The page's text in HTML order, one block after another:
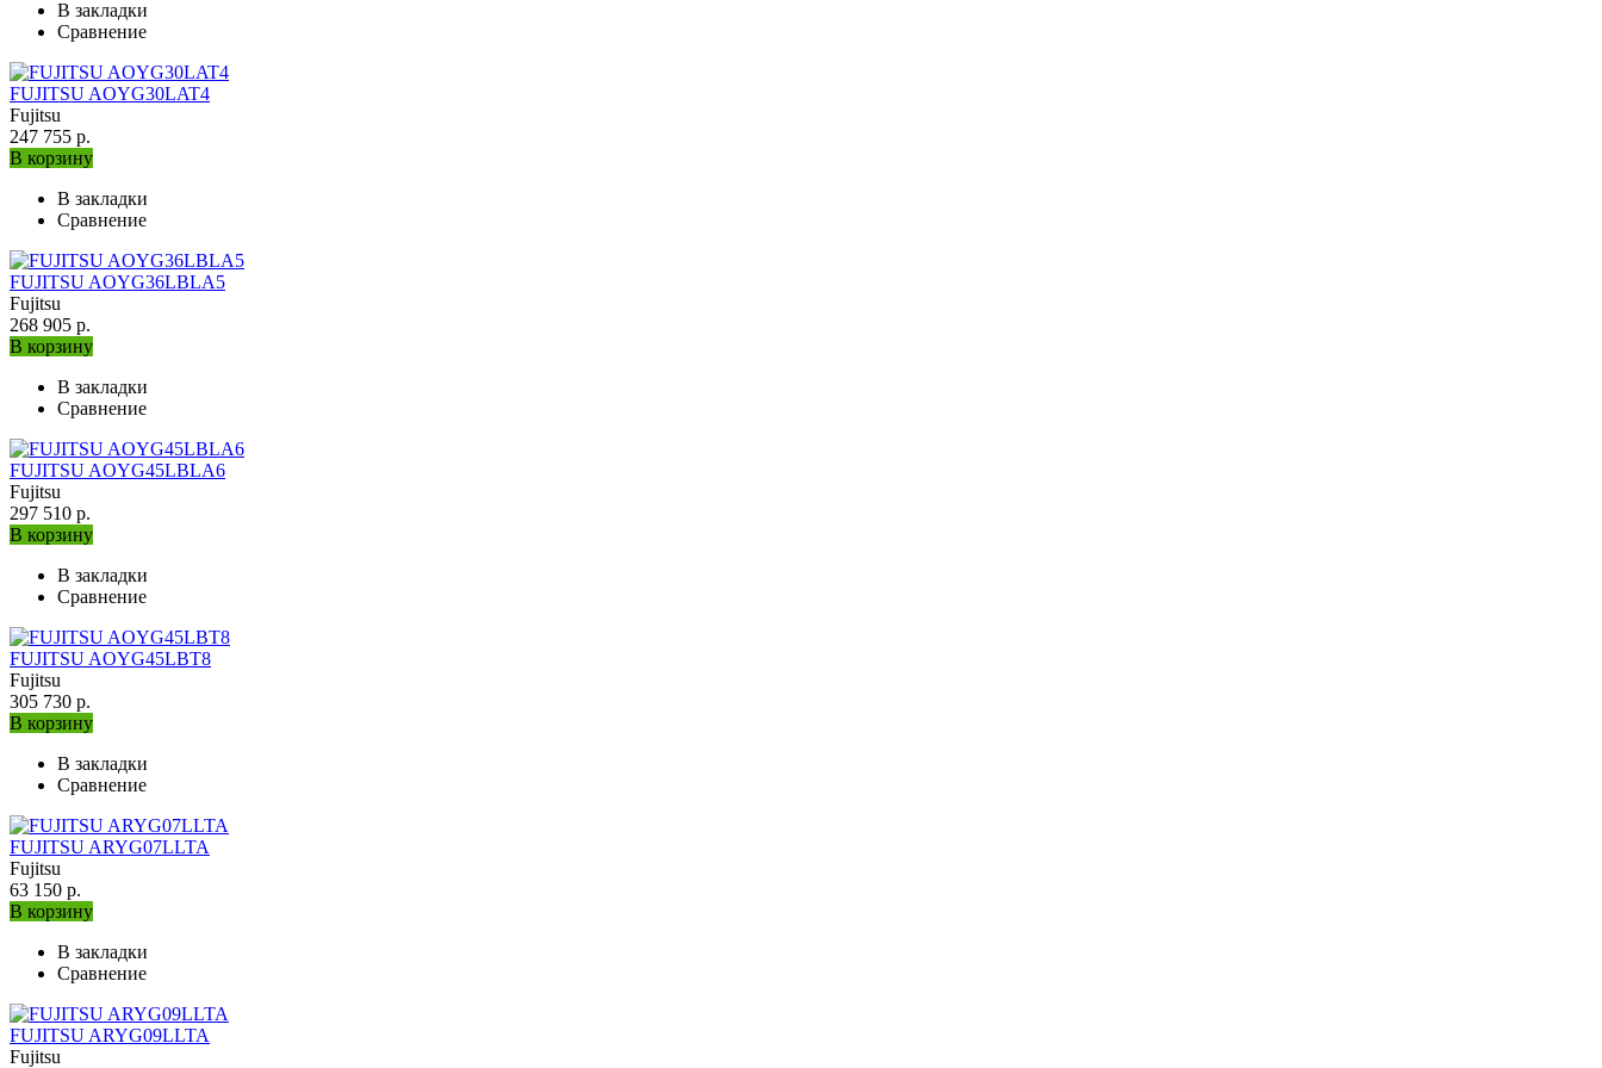
В закладки
Сравнение
FUJITSU AOYG30LAT4
Fujitsu
247 755 р.
В корзину
В закладки
Сравнение
FUJITSU AOYG36LBLA5
Fujitsu
268 905 р.
В корзину
В закладки
Сравнение
FUJITSU AOYG45LBLA6
Fujitsu
297 510 р.
В корзину
В закладки
Сравнение
FUJITSU AOYG45LBT8
Fujitsu
305 730 р.
В корзину
В закладки
Сравнение
FUJITSU ARYG07LLTA
Fujitsu
63 150 р.
В корзину
В закладки
Сравнение
FUJITSU ARYG09LLTA
Fujitsu